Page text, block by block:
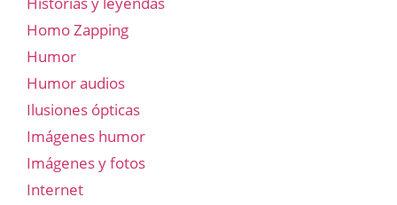
Homo Zapping
Humor
Humor audios
Ilusiones ópticas
Imágenes humor
Imágenes y fotos
Internet